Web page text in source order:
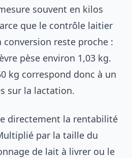
souvent en kilos
que le contrôle laitier
conversion reste proche :
pèse environ 1,03 kg.
kg correspond donc à un
sur la lactation.
directement la rentabilité
par la taille du
de lait à livrer ou le